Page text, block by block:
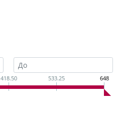
418.50 533.25 648